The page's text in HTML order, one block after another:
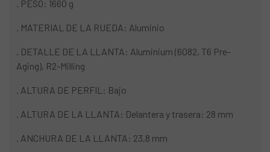
. PESO: 1660 g
. MATERIAL DE LA RUEDA: Aluminio
. DETALLE DE LA LLANTA: Aluminium (6082, T6 Pre-
Aging), R2-Milling
. ALTURA DE PERFIL: Bajo
. ALTURA DE LA LLANTA: Delantera y trasera: 28 mm
. ANCHURA DE LA LLANTA: 23,8 mm